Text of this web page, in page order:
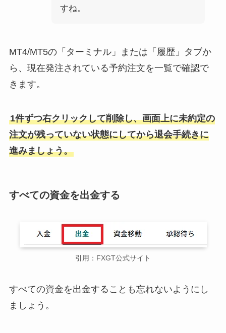
すね。
MT4/MT5の「ターミナル」または「履歴」タブか
ら、現在発注されている予約注文を一覧で確認で
きます。
1件ずつ右クリックして削除し、画面上に未約定の
注文が残っていない状態にしてから退会手続きに
進みましょう。
すべての資金を出金する
引用：FXGT公式サイト
すべての資金を出金することも忘れないようにし
ましょう。